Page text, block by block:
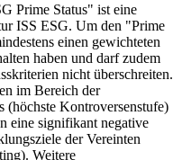
Prime Status" ist eine
ISS ESG. Um den "Prime
einen gewichteten
haben und darf zudem
nicht überschreiten.
im Bereich der
(höchste Kontroversenstufe)
eine signifikant negative
der Vereinten
Weitere